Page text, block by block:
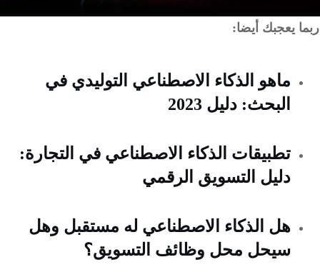
يعجبك أيضا:
ماهو الذكاء الاصطناعي التوليدي في
البحث: دليل 2023
تطبيقات الذكاء الاصطناعي في التجارة:
دليل التسويق الرقمي
هل الذكاء الاصطناعي له مستقبل وهل
سيحل محل وظائف التسويق؟